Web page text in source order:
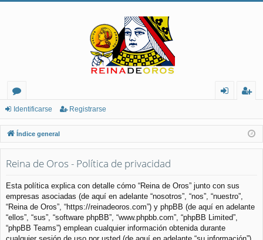
or
os
nt
ifi
e
ist
ra
Identificarse Registrarse
Índice general
Reina de Oros - Política de privacidad
Esta política explica con detalle cómo “Reina de Oros” junto con sus
empresas asociadas (de aquí en adelante “nosotros”, “nos”, “nuestro”,
“Reina de Oros”, “https://reinadeoros.com”) y phpBB (de aquí en adelante
“ellos”, “sus”, “software phpBB”, “www.phpbb.com”, “phpBB Limited”,
“phpBB Teams”) emplean cualquier información obtenida durante
cualquier sesión de uso por usted (de aquí en adelante “su información”).